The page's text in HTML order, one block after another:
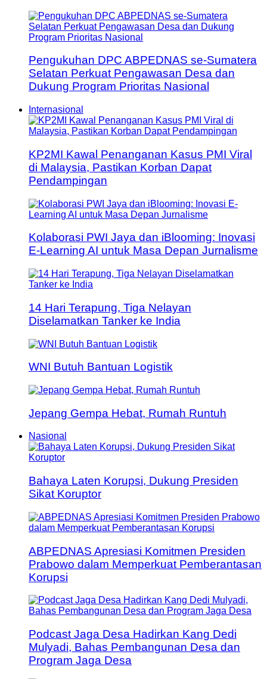
Pengukuhan DPC ABPEDNAS se-Sumatera
Selatan Perkuat Pengawasan Desa dan
Dukung Program Prioritas Nasional
Internasional
KP2MI Kawal Penanganan Kasus PMI Viral
di Malaysia, Pastikan Korban Dapat
Pendampingan
Kolaborasi PWI Jaya dan iBlooming: Inovasi
E-Learning AI untuk Masa Depan Jurnalisme
14 Hari Terapung, Tiga Nelayan
Diselamatkan Tanker ke India
WNI Butuh Bantuan Logistik
Jepang Gempa Hebat, Rumah Runtuh
Nasional
Bahaya Laten Korupsi, Dukung Presiden
Sikat Koruptor
ABPEDNAS Apresiasi Komitmen Presiden
Prabowo dalam Memperkuat Pemberantasan
Korupsi
Podcast Jaga Desa Hadirkan Kang Dedi
Mulyadi, Bahas Pembangunan Desa dan
Program Jaga Desa